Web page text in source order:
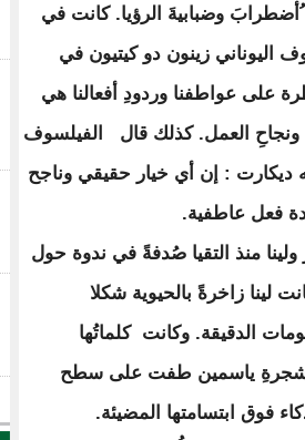
ُأضطرابَ وضبابيةَ الرؤيا. كانت في
اليوناني زينون دو كيتيون في
على عواطفنا وردودِ أفعالنا هي
ونجاحِ العمل. كذلك قال الفيلسوف
ديكارت : إن أي خيار حقيقي وناجح
فعل عاطفية.
منذ التقيا صُدفةً في ندوة حول
لينا زاخرةً بالحيوية شكلا
الدقيقة. وكانت كلماتُها
شجرةِ ياسمين طفت على سطح
فوق ابتسامتها المضيئة.